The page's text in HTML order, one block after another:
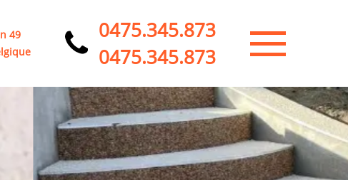
49
0475.345.873
0475.345.873